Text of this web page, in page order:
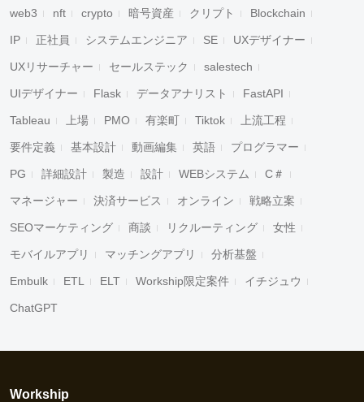
web3 nft crypto 暗号資産 クリプト Blockchain
IP 正社員 システムエンジニア SE UXデザイナー
UXリサーチャー セールステック salestech
UIデザイナー Flask データアナリスト FastAPI
Tableau 上場 PMO 有楽町 Tiktok 上流工程
要件定義 基本設計 動画編集 英語 プログラマー
PG 詳細設計 製造 設計 WEBシステム C＃
マネージャー 決済サービス オンライン 戦略立案
SEOマーケティング 商談 リクルーティング 女性
モバイルアプリ マッチングアプリ 分析基盤
Embulk ETL ELT Workship限定案件 イチジュウ
ChatGPT
Workship